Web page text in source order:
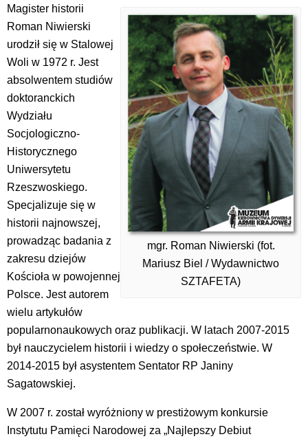
mgr. Roman Niwierski (fot.
Mariusz Biel / Wydawnictwo
SZTAFETA)
Magister historii
Roman Niwierski
urodził się w Stalowej
Woli w 1972 r. Jest
absolwentem studiów
doktoranckich
Wydziału
Socjologiczno-
Historycznego
Uniwersytetu
Rzeszwoskiego.
Specjalizuje się w
historii najnowszej,
prowadząc badania z
zakresu dziejów
Kościoła w powojennej
Polsce. Jest autorem
wielu artykułów
popularnonaukowych oraz publikacji. W latach 2007-2015
był nauczycielem historii i wiedzy o społeczeństwie. W
2014-2015 był asystentem Sentator RP Janiny
Sagatowskiej.
W 2007 r. został wyróżniony w prestiżowym konkursie
Instytutu Pamięci Narodowej za „Najlepszy Debiut